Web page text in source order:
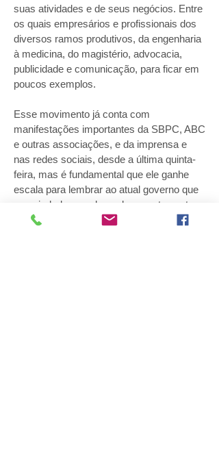
suas atividades e de seus negócios. Entre
os quais empresários e profissionais dos
diversos ramos produtivos, da engenharia
à medicina, do magistério, advocacia,
publicidade e comunicação, para ficar em
poucos exemplos.
Esse movimento já conta com
manifestações importantes da SBPC, ABC
e outras associações, e da imprensa e
nas redes sociais, desde a última quinta-
feira, mas é fundamental que ele ganhe
escala para lembrar ao atual governo que
a sociedade se coloca claramente contra
mais este o retrocesso. O Brasil precisa